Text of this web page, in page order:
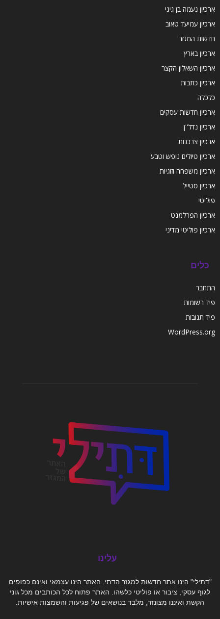
ארכיון נעמה בן גיגי
ארכיון עמיעד טאוב
חדשות המגזר
ארכיון בארץ
ארכיון השאלון הקצר
ארכיון כתבות
כלכלה
ארכיון חדשות עסקים
ארכיון נדל''ן
ארכיון צרכנות
ארכיון טיולים נופש וטבע
ארכיון משפחה וזוגיות
ארכיון סטייל
פוליטי
ארכיון הפרלמנט
ארכיון פוליטי מדיני
כלים
התחבר
פיד רשומות
פיד תגובות
WordPress.org
עלינו
"דתילי" הינו אתר חדשות למגזר הדתי. האתר הינו עצמאי ואינם כפופים
לגוף עסקי, ציבור או פוליטי כלשהו. האתר פתוח לכל הכותבים מכל גוני
הקשת ואיננו מצונזר, מלבד בנושאים של פגיעות והשמצות אישיות.